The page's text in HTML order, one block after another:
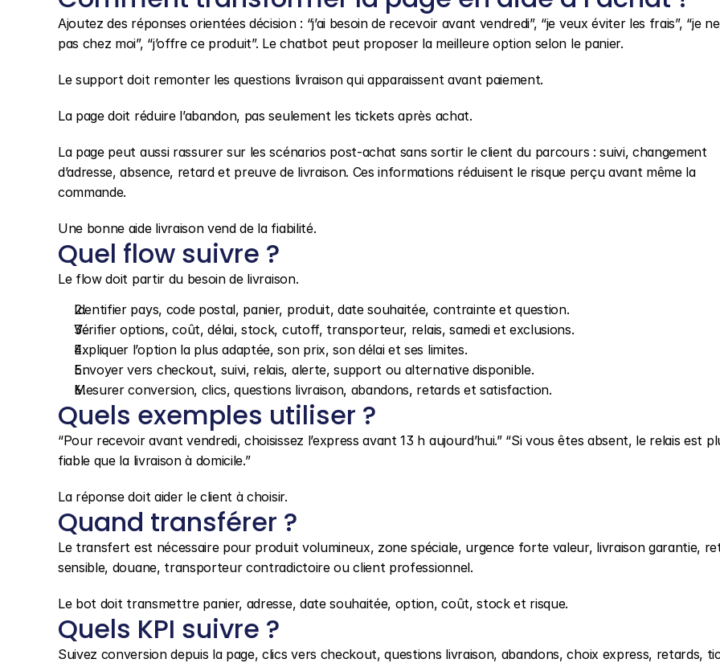
Ajoutez des réponses orientées décision : “j’ai besoin de recevoir avant vendredi”, “je veux éviter les frais”, “je
pas chez moi”, “j’offre ce produit”. Le chatbot peut proposer la meilleure option selon le panier.
Le support doit remonter les questions livraison qui apparaissent avant paiement.
La page doit réduire l’abandon, pas seulement les tickets après achat.
La page peut aussi rassurer sur les scénarios post-achat sans sortir le client du parcours : suivi, changement
d’adresse, absence, retard et preuve de livraison. Ces informations réduisent le risque perçu avant même la
commande.
Une bonne aide livraison vend de la fiabilité.
Quel flow suivre ?
Le flow doit partir du besoin de livraison.
Identifier pays, code postal, panier, produit, date souhaitée, contrainte et question.
Vérifier options, coût, délai, stock, cutoff, transporteur, relais, samedi et exclusions.
Expliquer l’option la plus adaptée, son prix, son délai et ses limites.
Envoyer vers checkout, suivi, relais, alerte, support ou alternative disponible.
Mesurer conversion, clics, questions livraison, abandons, retards et satisfaction.
Quels exemples utiliser ?
“Pour recevoir avant vendredi, choisissez l’express avant 13 h aujourd’hui.” “Si vous êtes absent, le relais est
fiable que la livraison à domicile.”
La réponse doit aider le client à choisir.
Quand transférer ?
Le transfert est nécessaire pour produit volumineux, zone spéciale, urgence forte valeur, livraison garantie,
sensible, douane, transporteur contradictoire ou client professionnel.
Le bot doit transmettre panier, adresse, date souhaitée, option, coût, stock et risque.
Quels KPI suivre ?
Suivez conversion depuis la page, clics vers checkout, questions livraison, abandons, choix express, retards,